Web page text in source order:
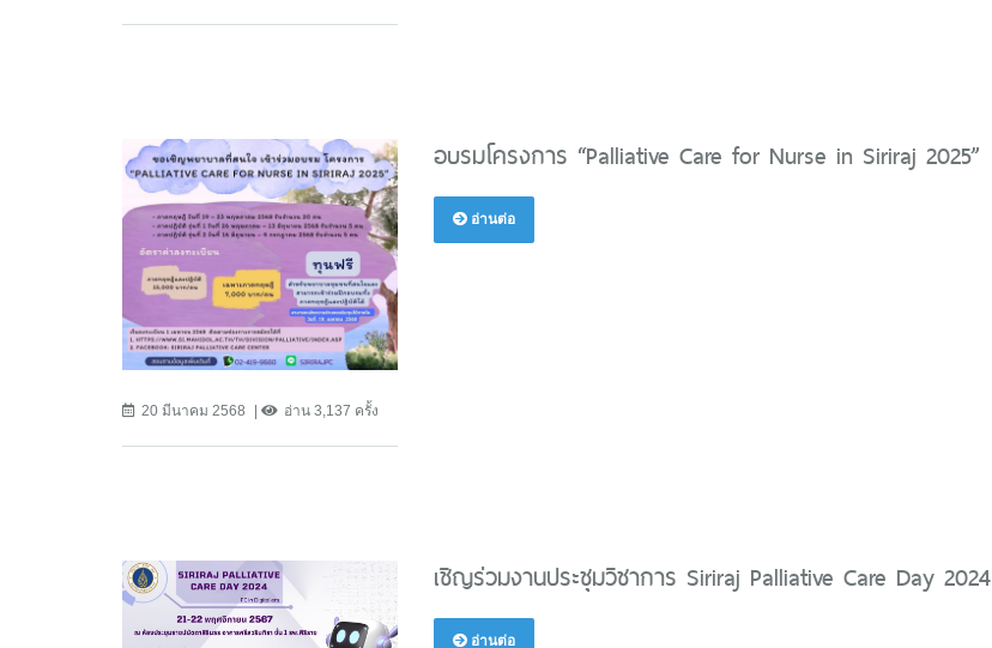
20 มีนาคม 2568 อ่าน 3,137 ครั้ง
อบรมโครงการ “Palliative Care for Nurse in Siriraj 2025”
อ่านต่อ
เชิญร่วมงานประชุมวิชาการ Siriraj Palliative Care Day 2024
อ่านต่อ